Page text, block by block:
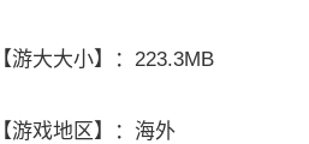
【游大大小】：223.3MB
【游戏地区】：海外